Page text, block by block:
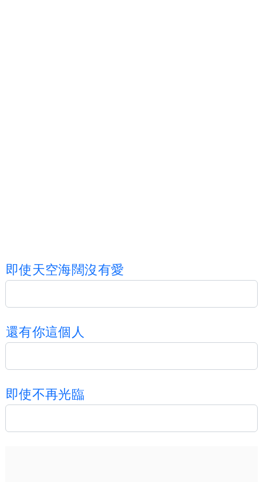
即使天空海闊沒有愛
還有你這個 人
即使不再光臨